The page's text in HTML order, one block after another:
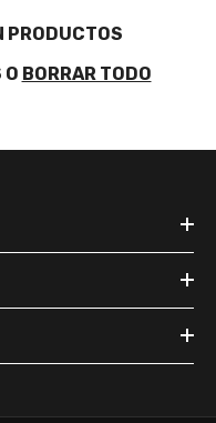
PRODUCTOS
O BORRAR TODO